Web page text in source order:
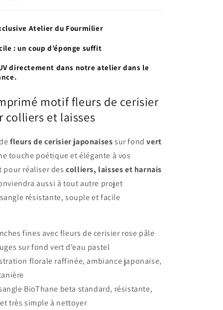
Atelier du Fourmilier
: un coup d’éponge suffit
directement dans notre atelier dans le
motif fleurs de cerisier
colliers et laisses
fleurs de cerisier japonaisessur fondvert
touche poétique et élégante à vos
pour réaliser descolliers, laisses et harnais
aussi à tout autre projet
résistante, souple et facile
fines avec fleurs de cerisier rose pâle
sur fond vert d’eau pastel
florale raffinée, ambiance japonaise,
BioThane beta standard, résistante,
très simple à nettoyer